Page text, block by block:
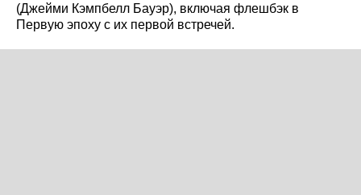
(Джейми Кэмпбелл Бауэр), включая флешбэк в
Первую эпоху с их первой встречей.